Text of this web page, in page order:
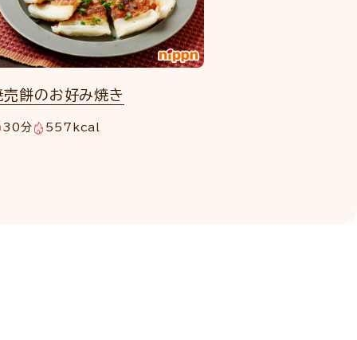
売餅のお好み焼き
30分 557kcal